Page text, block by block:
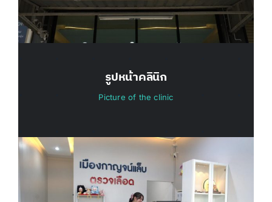
รูปหน้าคลินิก
Picture of the clinic